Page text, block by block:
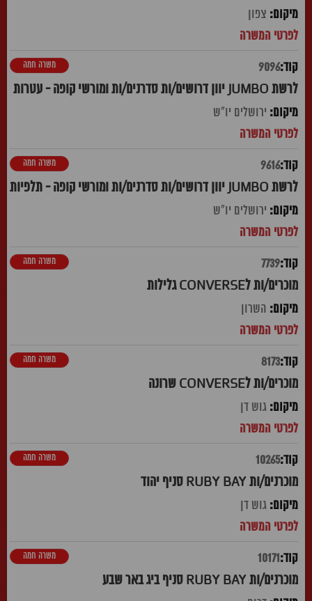
צפון
9096
לרשת JUMBO יוון דרושים/ות סדרנים/ות ומורשי קופה - עטרות
משרה חמה
ירושלים יו"ש
9616
לרשת JUMBO יוון דרושים/ות סדרנים/ות ומורשי קופה - תלפיות
משרה חמה
ירושלים יו"ש
7739
מוכרים/ות לCONVERSE גלילות
משרה חמה
השרון
8173
מוכרים/ות לCONVERSE שרונה
משרה חמה
גוש דן
10265
מוכרנים/ות RUBY BAY סניף יהוד
משרה חמה
גוש דן
10171
מוכרנים/ות RUBY BAY סניף ביג באר שבע
משרה חמה